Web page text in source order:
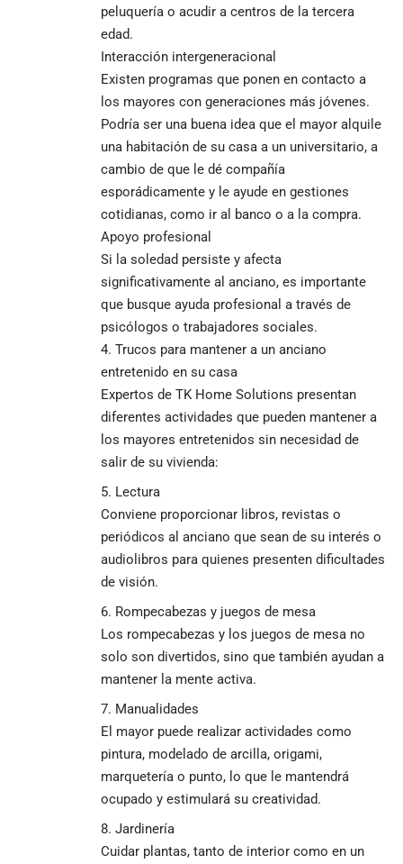
peluquería o acudir a centros de la tercera
edad.
Interacción intergeneracional
Existen programas que ponen en contacto a
los mayores con generaciones más jóvenes.
Podría ser una buena idea que el mayor alquile
una habitación de su casa a un universitario, a
cambio de que le dé compañía
esporádicamente y le ayude en gestiones
cotidianas, como ir al banco o a la compra.
Apoyo profesional
Si la soledad persiste y afecta
significativamente al anciano, es importante
que busque ayuda profesional a través de
psicólogos o trabajadores sociales.
Trucos para mantener a un anciano
entretenido en su casa
Expertos de TK Home Solutions presentan
diferentes actividades que pueden mantener a
los mayores entretenidos sin necesidad de
salir de su vivienda:
Lectura
Conviene proporcionar libros, revistas o
periódicos al anciano que sean de su interés o
audiolibros para quienes presenten dificultades
de visión.
Rompecabezas y juegos de mesa
Los rompecabezas y los juegos de mesa no
solo son divertidos, sino que también ayudan a
mantener la mente activa.
Manualidades
El mayor puede realizar actividades como
pintura, modelado de arcilla, origami,
marquetería o punto, lo que le mantendrá
ocupado y estimulará su creatividad.
Jardinería
Cuidar plantas, tanto de interior como en un